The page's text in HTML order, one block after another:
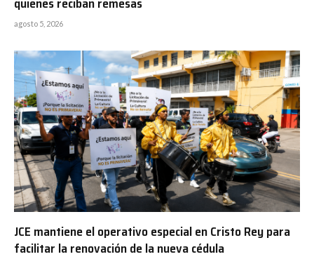
agosto 5, 2026
JCE mantiene el operativo especial en Cristo Rey para
facilitar la renovación de la nueva cédula